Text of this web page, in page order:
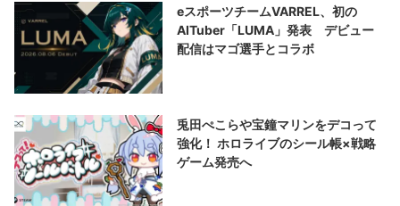
eスポーツチームVARREL、初の
AITuber「LUMA」発表 デビュー
配信はマゴ選手とコラボ
兎田ぺこらや宝鐘マリンをデコって
強化！ ホロライブのシール帳×戦略
ゲーム発売へ